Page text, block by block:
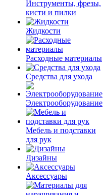
Инструменты, фрезы,
кисти и пилки
Жидкости
Расходные материалы
Средства для ухода
Электрооборудование
Мебель и подставки
для рук
Дизайны
Аксессуары